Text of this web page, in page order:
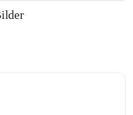
Lob Gottes.
Cellensis wird seit dem